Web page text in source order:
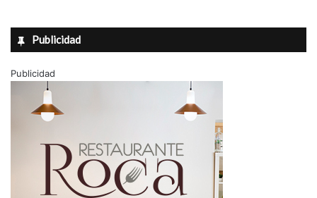
Publicidad
Publicidad